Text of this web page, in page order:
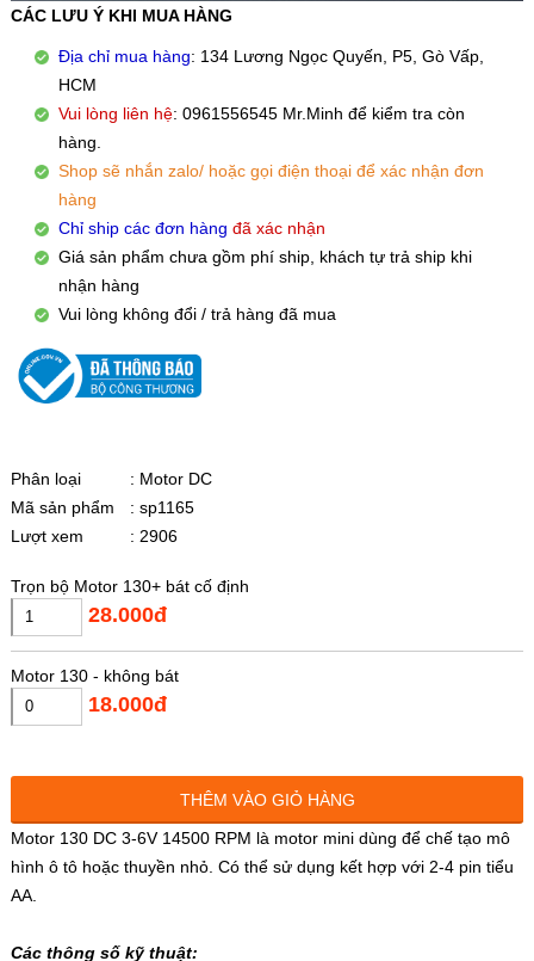
CÁC LƯU Ý KHI MUA HÀNG
Địa chỉ mua hàng: 134 Lương Ngọc Quyến, P5, Gò Vấp,
HCM
Vui lòng liên hệ: 0961556545 Mr.Minh để kiểm tra còn
hàng.
Shop sẽ nhắn zalo/ hoặc gọi điện thoại để xác nhận đơn
hàng
Chỉ ship các đơn hàng đã xác nhận
Giá sản phẩm chưa gồm phí ship, khách tự trả ship khi
nhận hàng
Vui lòng không đổi / trả hàng đã mua
Phân loại
: Motor DC
Mã sản phẩm
: sp1165
Lượt xem
: 2906
Trọn bộ Motor 130+ bát cố định
28.000đ
Motor 130 - không bát
18.000đ
THÊM VÀO GIỎ HÀNG
Motor 130 DC 3-6V 14500 RPM là motor mini dùng để chế tạo mô
hình ô tô hoặc thuyền nhỏ. Có thể sử dụng kết hợp với 2-4 pin tiểu
AA.
Các thông số kỹ thuật: